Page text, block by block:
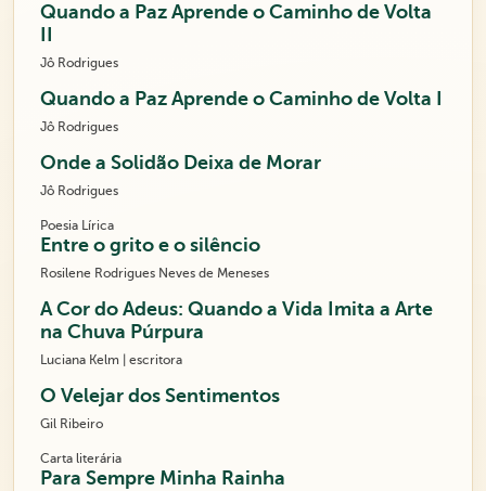
Quando a Paz Aprende o Caminho de Volta
Jô Rodrigues
Quando a Paz Aprende o Caminho de Volta I
Jô Rodrigues
Onde a Solidão Deixa de Morar
Jô Rodrigues
Poesia Lírica
Entre o grito e o silêncio
Rosilene Rodrigues Neves de Meneses
A Cor do Adeus: Quando a Vida Imita a Arte
na Chuva Púrpura
Luciana Kelm | escritora
O Velejar dos Sentimentos
Gil Ribeiro
Carta literária
Para Sempre Minha Rainha